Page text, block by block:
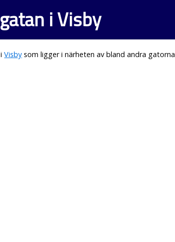
i Visby
iVisby som ligger i närheten av bland andra gatorna